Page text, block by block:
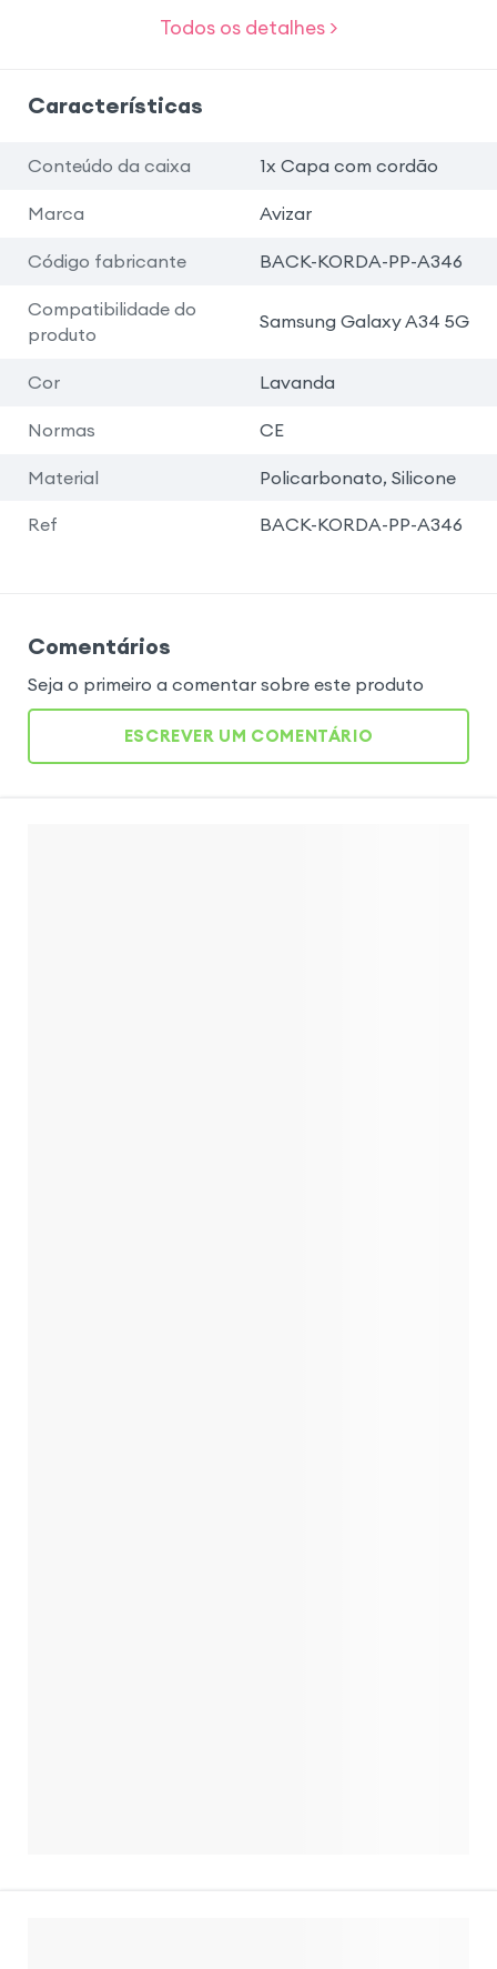
Todos os detalhes >
Características
Conteúdo da caixa 1x Capa com cordão
Marca Avizar
Código fabricante BACK-KORDA-PP-A346
Compatibilidade do
produto
Samsung Galaxy A34 5G
Cor Lavanda
Normas CE
Material Policarbonato, Silicone
Ref BACK-KORDA-PP-A346
Comentários
Seja o primeiro a comentar sobre este produto
ESCREVER UM COMENTÁRIO